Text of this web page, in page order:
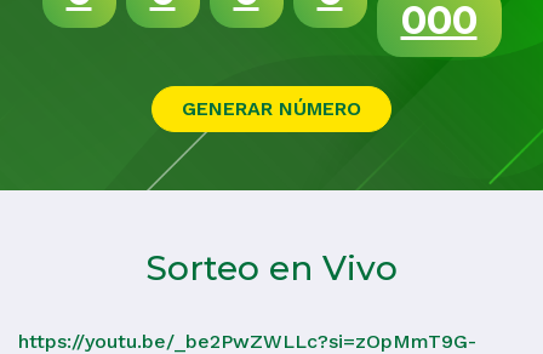
000
Sorteo en Vivo
https://youtu.be/_be2PwZWLLc?si=zOpMmT9G-